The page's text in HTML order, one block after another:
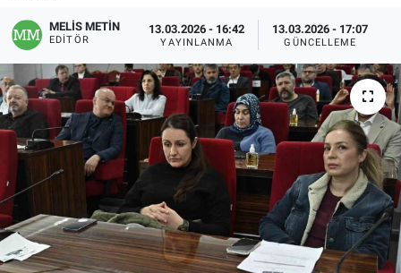
MELİS METİN
EDITÖR
13.03.2026 - 16:42
YAYINLANMA
13.03.2026 - 17:07
GÜNCELLEME